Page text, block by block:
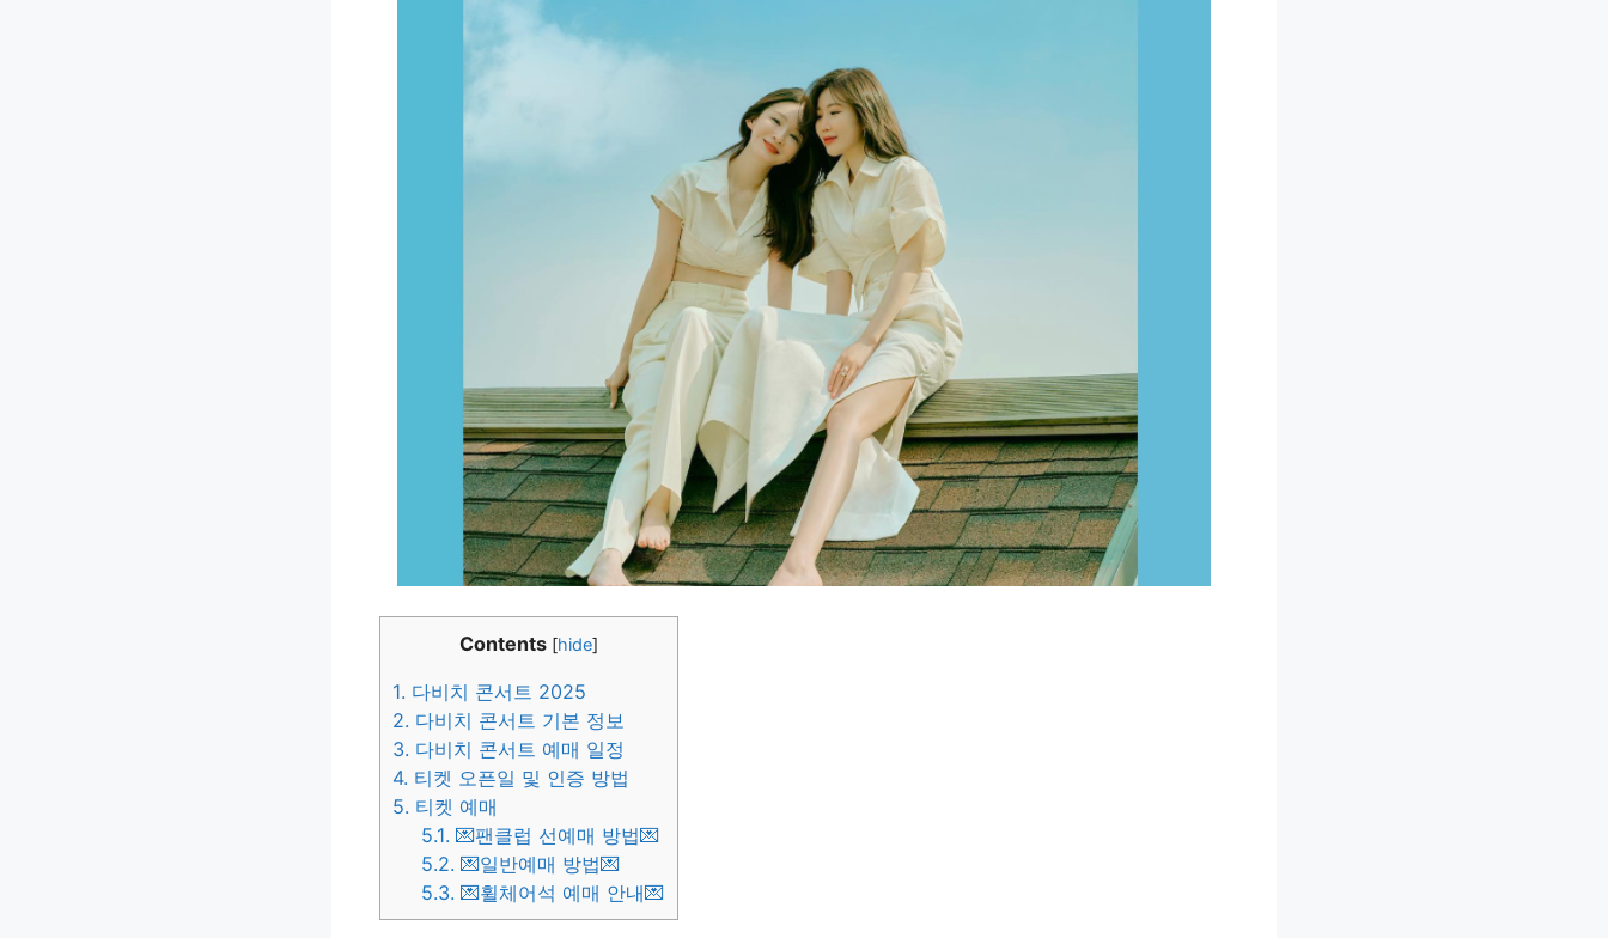
Contents [hide]
1. 다비치 콘서트 2025
2. 다비치 콘서트 기본 정보
3. 다비치 콘서트 예매 일정
4. 티켓 오픈일 및 인증 방법
5. 티켓 예매
5.1. 💌팬클럽 선예매 방법💌
5.2. 💌일반예매 방법💌
5.3. 💌휠체어석 예매 안내💌